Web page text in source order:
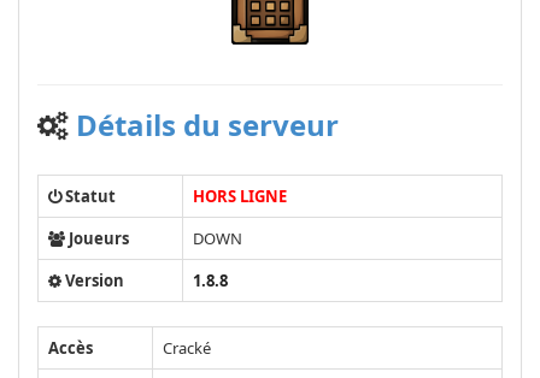
Détails du serveur
Statut
HORS LIGNE
Joueurs
DOWN
Version
1.8.8
Accès
Cracké